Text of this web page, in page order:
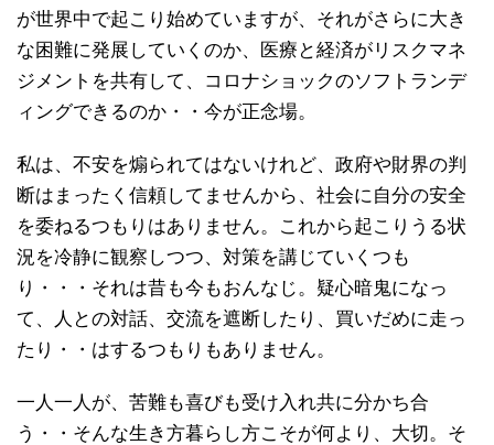
が世界中で起こり始めていますが、それがさらに大き
な困難に発展していくのか、医療と経済がリスクマネ
ジメントを共有して、コロナショックのソフトランデ
ィングできるのか・・今が正念場。
私は、不安を煽られてはないけれど、政府や財界の判
断はまったく信頼してませんから、社会に自分の安全
を委ねるつもりはありません。これから起こりうる状
況を冷静に観察しつつ、対策を講じていくつも
り・・・それは昔も今もおんなじ。疑心暗鬼になっ
て、人との対話、交流を遮断したり、買いだめに走っ
たり・・はするつもりもありません。
一人一人が、苦難も喜びも受け入れ共に分かち合
う・・そんな生き方暮らし方こそが何より、大切。そ